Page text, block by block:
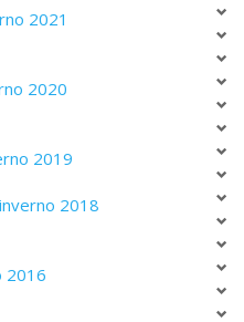
2021
2020
2019
2018
2016